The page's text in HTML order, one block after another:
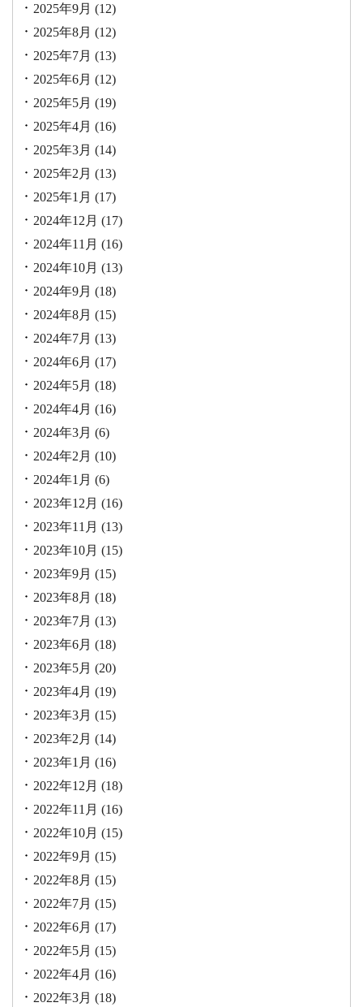
2025年9月 (12)
2025年8月 (12)
2025年7月 (13)
2025年6月 (12)
2025年5月 (19)
2025年4月 (16)
2025年3月 (14)
2025年2月 (13)
2025年1月 (17)
2024年12月 (17)
2024年11月 (16)
2024年10月 (13)
2024年9月 (18)
2024年8月 (15)
2024年7月 (13)
2024年6月 (17)
2024年5月 (18)
2024年4月 (16)
2024年3月 (6)
2024年2月 (10)
2024年1月 (6)
2023年12月 (16)
2023年11月 (13)
2023年10月 (15)
2023年9月 (15)
2023年8月 (18)
2023年7月 (13)
2023年6月 (18)
2023年5月 (20)
2023年4月 (19)
2023年3月 (15)
2023年2月 (14)
2023年1月 (16)
2022年12月 (18)
2022年11月 (16)
2022年10月 (15)
2022年9月 (15)
2022年8月 (15)
2022年7月 (15)
2022年6月 (17)
2022年5月 (15)
2022年4月 (16)
2022年3月 (18)